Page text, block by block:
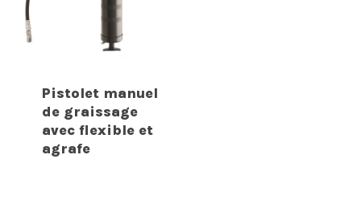
Pistolet manuel
de graissage
avec flexible et
agrafe